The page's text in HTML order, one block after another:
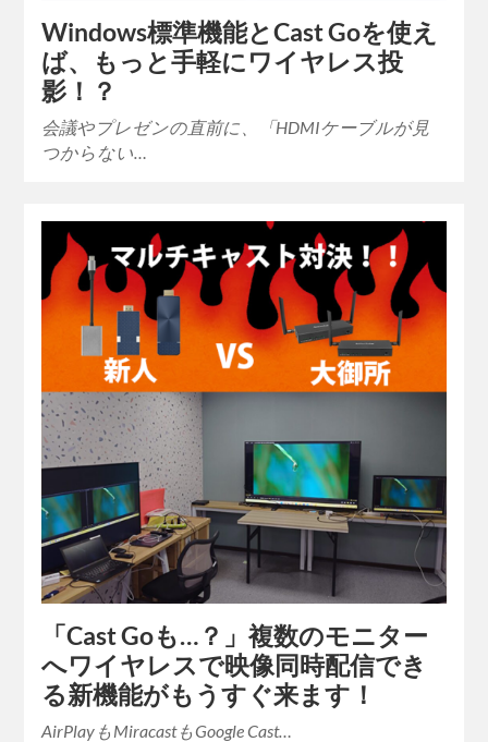
Windows標準機能とCast Goを使え
ば、もっと手軽にワイヤレス投
影！？
会議やプレゼンの直前に、「HDMIケーブルが見
つからない…
「Cast Goも…？」複数のモニター
へワイヤレスで映像同時配信でき
る新機能がもうすぐ来ます！
AirPlayもMiracastもGoogle Cast…